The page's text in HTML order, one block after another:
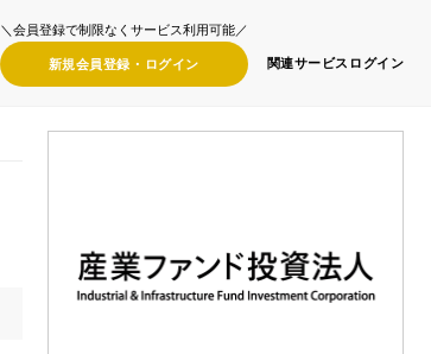
＼会員登録で制限なくサービス利用可能／
新規会員登録・ ログイン 関連サービス ログイン